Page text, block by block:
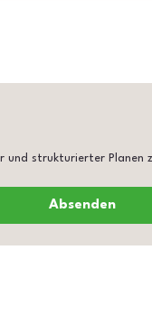
und strukturierter Planen
Absenden